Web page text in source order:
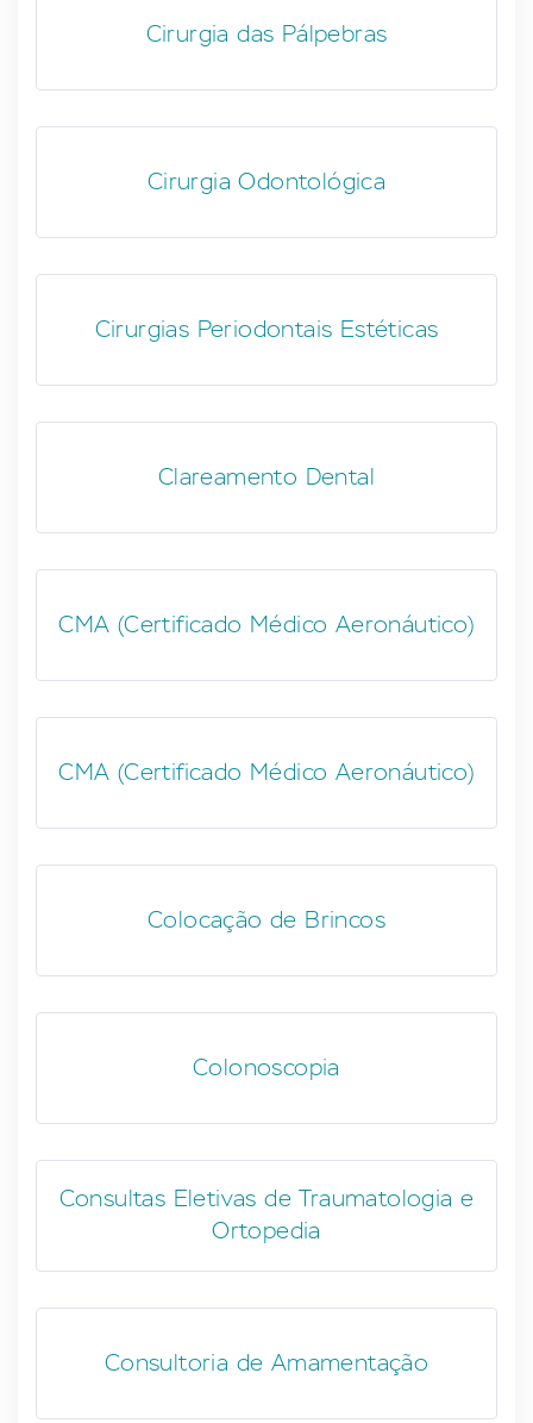
Cirurgia das Pálpebras
Cirurgia Odontológica
Cirurgias Periodontais Estéticas
Clareamento Dental
CMA (Certificado Médico Aeronáutico)
CMA (Certificado Médico Aeronáutico)
Colocação de Brincos
Colonoscopia
Consultas Eletivas de Traumatologia e
Ortopedia
Consultoria de Amamentação